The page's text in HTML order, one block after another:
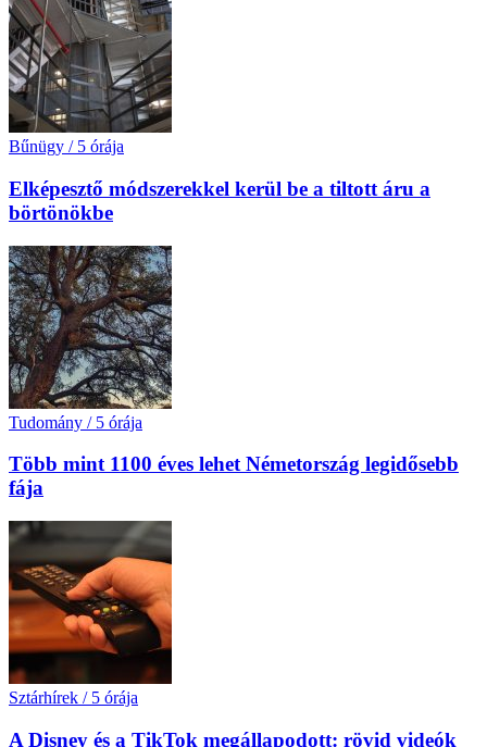
Bűnügy / 5 órája
Elképesztő módszerekkel kerül be a tiltott áru a
börtönökbe
Tudomány / 5 órája
Több mint 1100 éves lehet Németország legidősebb
fája
Sztárhírek / 5 órája
A Disney és a TikTok megállapodott: rövid videók